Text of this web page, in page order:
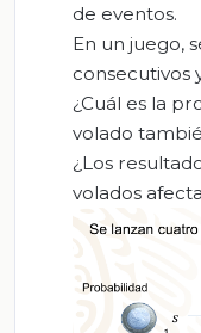
de eventos.
En un juego,
consecutivos
¿Cuál es la
volado
¿Los
volados